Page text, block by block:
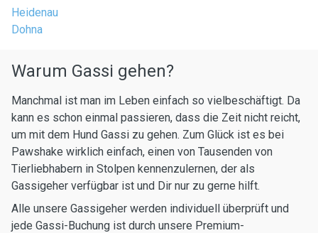
Heidenau
Dohna
Warum Gassi gehen?
Manchmal ist man im Leben einfach so vielbeschäftigt. Da
kann es schon einmal passieren, dass die Zeit nicht reicht,
um mit dem Hund Gassi zu gehen. Zum Glück ist es bei
Pawshake wirklich einfach, einen von Tausenden von
Tierliebhabern in Stolpen kennenzulernen, der als
Gassigeher verfügbar ist und Dir nur zu gerne hilft.
Alle unsere Gassigeher werden individuell überprüft und
jede Gassi-Buchung ist durch unsere Premium-